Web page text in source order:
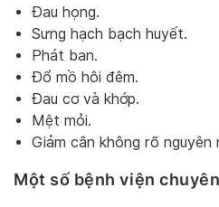
Đau họng.
Sưng hạch bạch huyết.
Phát ban.
Đổ mồ hôi đêm.
Đau cơ và khớp.
Mệt mỏi.
Giảm cân không rõ nguyên
Một số bệnh viện